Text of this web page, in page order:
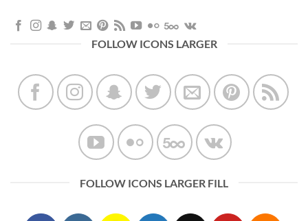
FOLLOW ICONS LARGER
FOLLOW ICONS LARGER FILL